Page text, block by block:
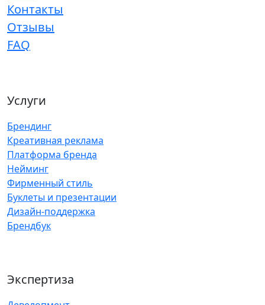
Контакты
Отзывы
FAQ
Услуги
Брендинг
Креативная реклама
Платформа бренда
Нейминг
Фирменный стиль
Буклеты и презентации
Дизайн-поддержка
Брендбук
Экспертиза